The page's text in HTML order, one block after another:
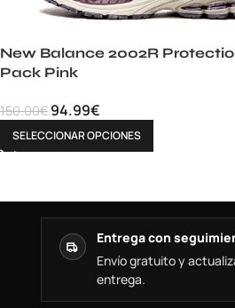
New Balance 2002R
Pack Pink
150.00€ 94.99€
SELECCIONAR OPCIONES
Entrega con
Envío gratuito y
entrega.